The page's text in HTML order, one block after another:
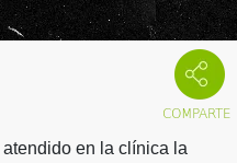
en la clínica la